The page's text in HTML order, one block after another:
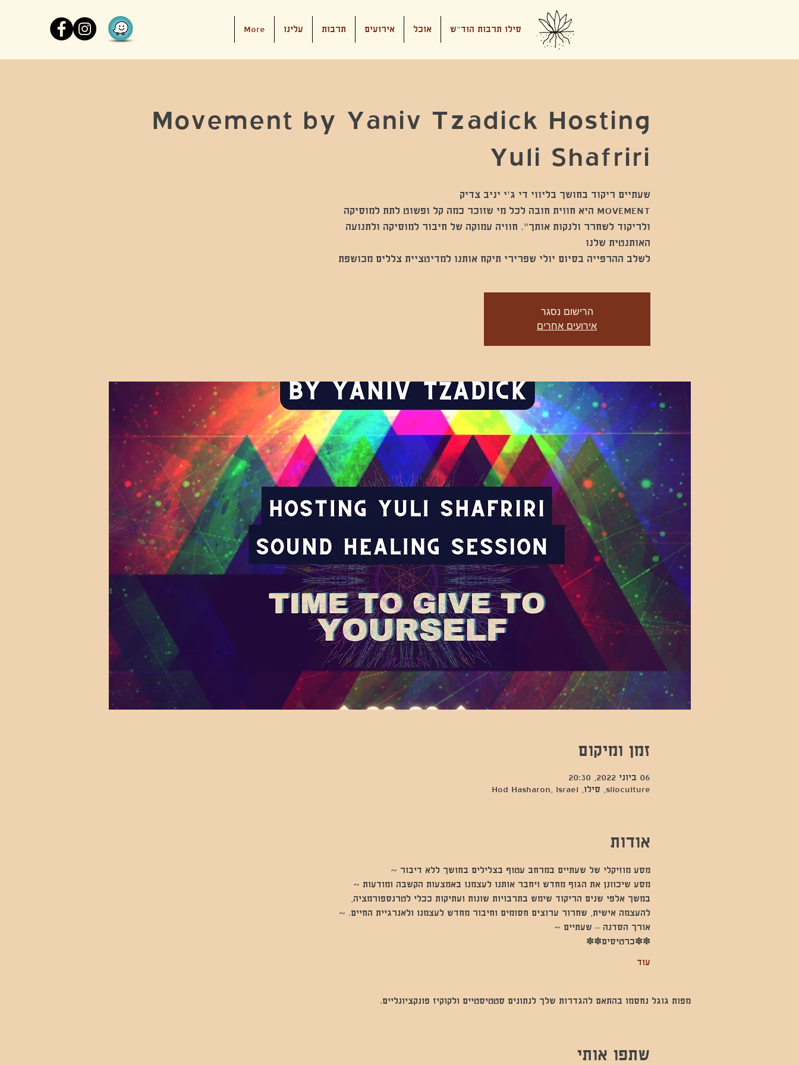
סילו תרבות הוד"ש אוכל אירועים תרבות עלינו More
Movement by Yaniv Tzadick Hosting
Yuli Shafriri
MOVEMENT היא חווית חובה לכל מי שזוכר כמה קל ופשוט לתת למוסיקה
ולריקוד לשחרר ולנקות אותך". חוויה עמוקה של חיבור למוסיקה ולתנועה
לשלב ההרפייה בסיום יולי שפרירי תיקח אותנו למדיטציית צללים מכושפת
הרישום נסגר
אירועים אחרים
זמן ומיקום
06 ביוני 2022, 20:30
siloculture, סילו, Hod Hasharon, Israel
אודות
מסע מוזיקלי של שעתיים במרחב עטוף בצלילים בחושך ללא דיבור ~
מסע שיכוונן את הגוף מחדש ויחבר אותנו לעצמנו באמצעות הקשבה ומודעות ~
במשך אלפי שנים הריקוד שימש בתרבויות שונות ועתיקות ככלי לטרנספורמציה,
להעצמה אישית, שחרור ערוצים חסומים וחיבור מחדש לעצמנו ולאנרגיית החיים. ~
אורך הסדנה – שעתיים ~
✽✽כרטיסים✽✽
עוד
מפות גוגל נחסמו בהתאם להגדרות שלך לנתונים סטטיסטיים ולקוקיז פונקציונליים.
שתפו אותי